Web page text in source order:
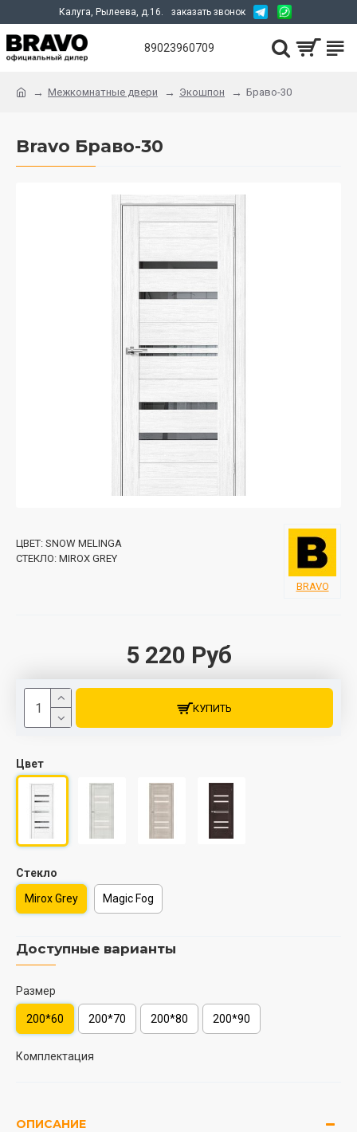
Калуга, Рылеева, д.16. заказать звонок
89023960709
Межкомнатные двери Экошпон Браво-30
Bravo Браво-30
5 220 Руб
ЦВЕТ: SNOW MELINGA
СТЕКЛО: MIROX GREY
BRAVO
Цвет
Стекло
Mirox Grey
Magic Fog
Доступные варианты
Размер
200*60 200*70 200*80 200*90
Комплектация
КУПИТЬ
ОПИСАНИЕ